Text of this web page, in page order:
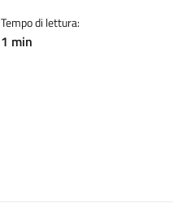
Tempo di lettura:
1 min